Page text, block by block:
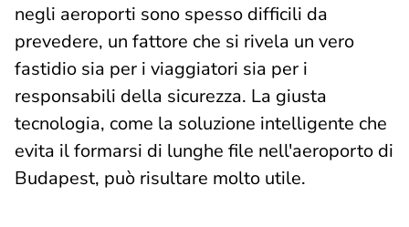
negli aeroporti sono spesso difficili da
prevedere, un fattore che si rivela un vero
fastidio sia per i viaggiatori sia per i
responsabili della sicurezza. La giusta
tecnologia, come la soluzione intelligente che
evita il formarsi di lunghe file nell'aeroporto di
Budapest, può risultare molto utile.